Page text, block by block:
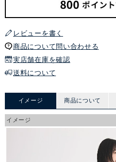
レビューを書く
商品について問い合わせる
実店舗在庫を確認
送料について
イメージ 商品について
イメージ